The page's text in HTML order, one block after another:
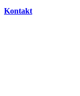
Kontakt